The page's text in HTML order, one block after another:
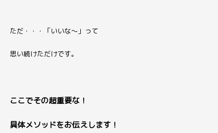
ただ・・・「いいな〜」って
思い続けただけです。
ここでその超重要な！
具体メソッドをお伝えします！